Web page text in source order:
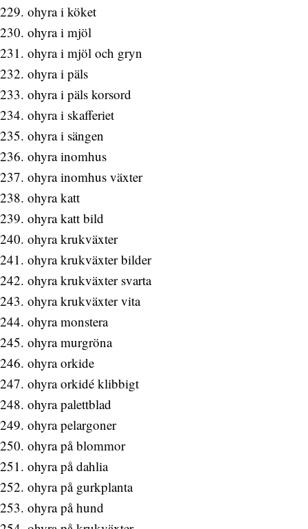
ohyra i köket
ohyra i mjöl
ohyra i mjöl och gryn
ohyra i päls
ohyra i päls korsord
ohyra i skafferiet
ohyra i sängen
ohyra inomhus
ohyra inomhus växter
ohyra katt
ohyra katt bild
ohyra krukväxter
ohyra krukväxter bilder
ohyra krukväxter svarta
ohyra krukväxter vita
ohyra monstera
ohyra murgröna
ohyra orkide
ohyra orkidé klibbigt
ohyra palettblad
ohyra pelargoner
ohyra på blommor
ohyra på dahlia
ohyra på gurkplanta
ohyra på hund